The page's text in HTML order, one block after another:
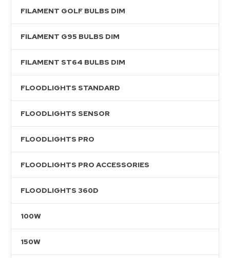
FILAMENT GOLF BULBS DIM
FILAMENT G95 BULBS DIM
FILAMENT ST64 BULBS DIM
FLOODLIGHTS STANDARD
FLOODLIGHTS SENSOR
FLOODLIGHTS PRO
FLOODLIGHTS PRO ACCESSORIES
FLOODLIGHTS 360D
100W
150W